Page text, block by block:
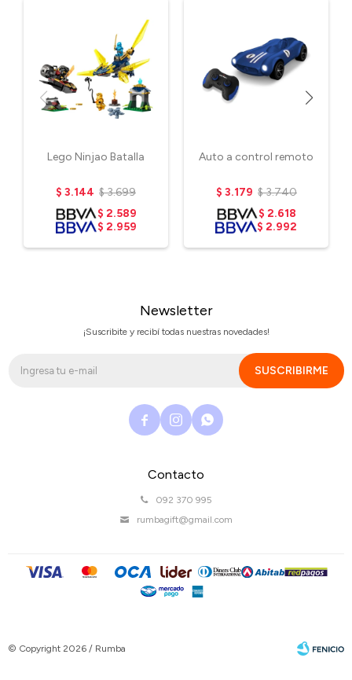
Lego Ninjao Batalla
$ 3.144 $3.699
$ 2.589
$ 2.959
Auto a control remoto
$ 3.179 $3.740
$ 2.618
$ 2.992
Contacto
092 370 995
rumbagift@gmail.com
Newsletter
¡Suscribite y recibí todas nuestras novedades!
SUSCRIBIRME
  
© Copyright 2026 / Rumba